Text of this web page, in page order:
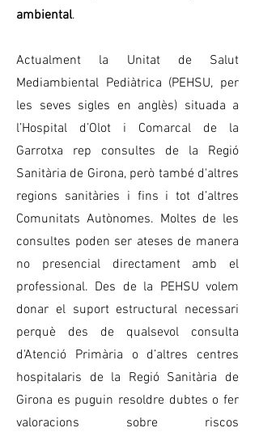
ambiental.
Actualment la Unitat de Salut
Mediambiental Pediàtrica (PEHSU, per
les seves sigles en anglès) situada a
l’Hospital d’Olot i Comarcal de la
Garrotxa rep consultes de la Regió
Sanitària de Girona, però també d'altres
regions sanitàries i fins i tot d’altres
Comunitats Autònomes. Moltes de les
consultes poden ser ateses de manera
no presencial directament amb el
professional. Des de la PEHSU volem
donar el suport estructural necessari
perquè des de qualsevol consulta
d'Atenció Primària o d’altres centres
hospitalaris de la Regió Sanitària de
Girona es puguin resoldre dubtes o fer
valoracions sobre riscos